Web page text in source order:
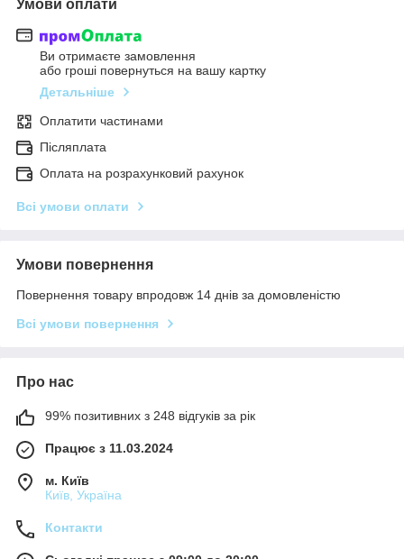
Умови оплати
Ви отримаєте замовлення
або гроші повернуться на вашу картку
Детальніше
Оплатити частинами
Післяплата
Оплата на розрахунковий рахунок
Всі умови оплати
Умови повернення
Повернення товару впродовж 14 днів за домовленістю
Всі умови повернення
Про нас
99% позитивних з 248 відгуків за рік
Працює з 11.03.2024
м. Київ
Київ, Україна
Контакти